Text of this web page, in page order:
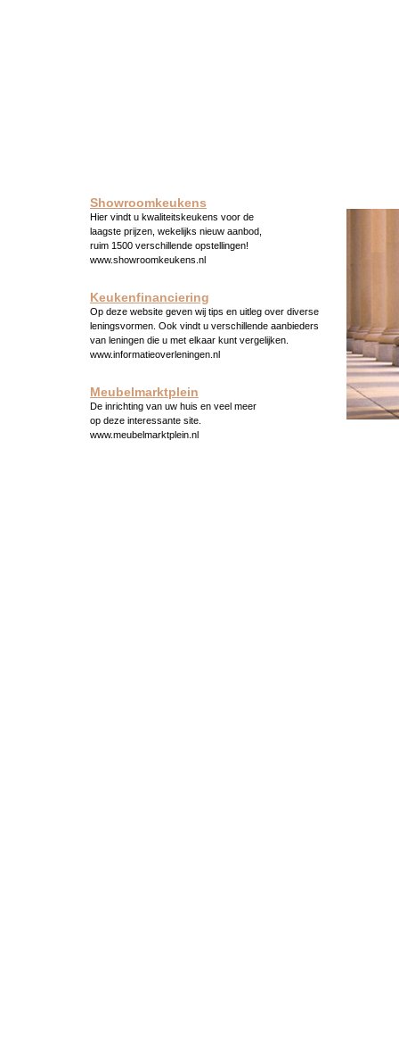
Showroomkeukens
Hier vindt u kwaliteitskeukens voor de
laagste prijzen, wekelijks nieuw aanbod,
ruim 1500 verschillende opstellingen!
www.showroomkeukens.nl
Keukenfinanciering
Op deze website geven wij tips en uitleg over diverse
leningsvormen. Ook vindt u verschillende aanbieders
van leningen die u met elkaar kunt vergelijken.
www.informatieoverleningen.nl
Meubelmarktplein
De inrichting van uw huis en veel meer
op deze interessante site.
www.meubelmarktplein.nl